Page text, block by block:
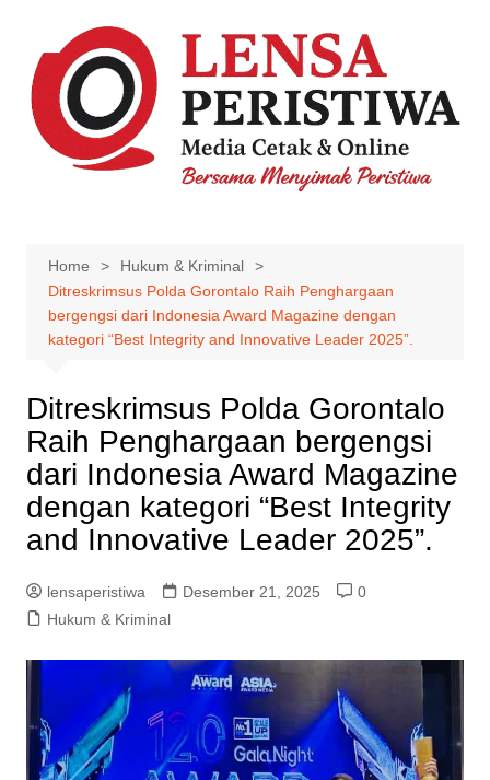
content
Home
Hukum & Kriminal
Ditreskrimsus Polda Gorontalo Raih Penghargaan
bergengsi dari Indonesia Award Magazine dengan
kategori “Best Integrity and Innovative Leader 2025”.
Ditreskrimsus Polda Gorontalo
Raih Penghargaan bergengsi
dari Indonesia Award Magazine
dengan kategori “Best Integrity
and Innovative Leader 2025”.
lensaperistiwa Desember 21, 2025
0
Hukum & Kriminal